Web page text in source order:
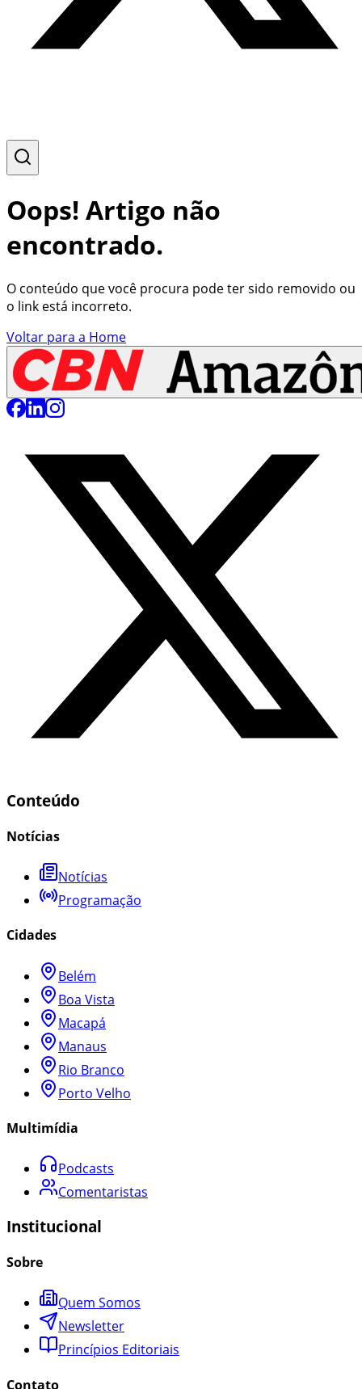
Oops! Artigo não
encontrado.
O conteúdo que você procura pode ter sido removido ou
o link está incorreto.
Voltar para a Home
Conteúdo
Notícias
Notícias
Programação
Cidades
Belém
Boa Vista
Macapá
Manaus
Rio Branco
Porto Velho
Multimídia
Podcasts
Comentaristas
Institucional
Sobre
Quem Somos
Newsletter
Princípios Editoriais
Contato